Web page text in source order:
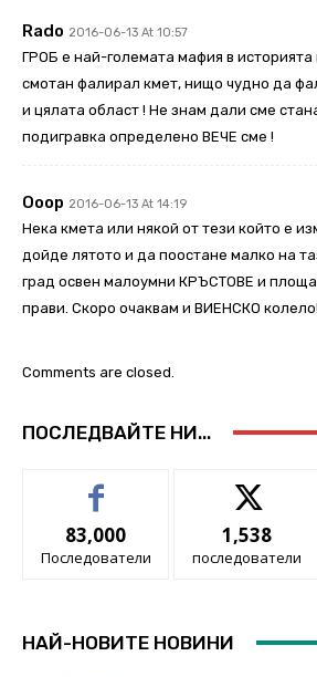
Rado 2016-06-13 At 10:57
ГРОБ е най-големата мафия в историята
смотан фалирал кмет, нищо чудно да
и цялата област ! Не знам дали сме
подигравка определено ВЕЧЕ сме !
Ooop 2016-06-13 At 14:19
Нека кмета или някой от тези който е
дойде лятото и да поостане малко на
град освен малоумни КРЪСТОВЕ и
прави. Скоро очаквам и ВИЕНСКО
Comments are closed.
ПОСЛЕДВАЙТЕ НИ...
83,000
Последователи
1,538
последователи
НАЙ-НОВИТЕ НОВИНИ